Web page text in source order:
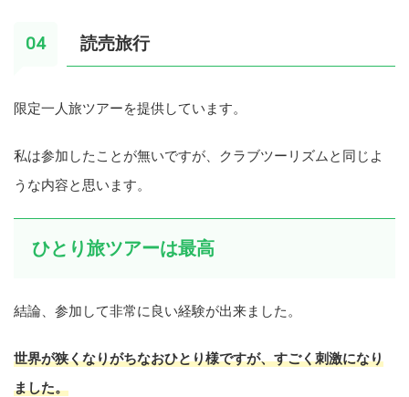
読売旅行
限定一人旅ツアーを提供しています。
私は参加したことが無いですが、クラブツーリズムと同じよ
うな内容と思います。
ひとり旅ツアーは最高
結論、参加して非常に良い経験が出来ました。
世界が狭くなりがちなおひとり様ですが、すごく刺激になり
ました。